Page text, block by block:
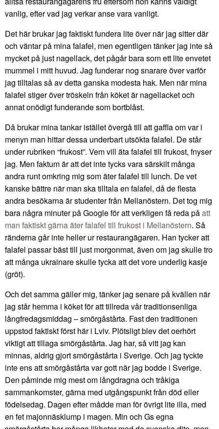
vanlig, efter vad jag verkar anse vara vanligt.
Det här brukar jag faktiskt fundera lite över när jag sitter där
och väntar på mina falafel, men egentligen tänker jag inte så
mycket på just nagellack, det pågår bara som ett lite envetet
mummel i mitt huvud. Jag funderar nog snarare över varför
jag tilltalas så av detta ganska modesta hak. Men när mina
falafel stiger över tröskeln från köket är nagellacket och
annat onödigt funderande som bortblåst.
Då brukar mina tankar istället övergå till att gaffla om var i
menyn man hittar dessa underbart utsökta falafel. De står
under rubriken “frukost”. Vem vill äta falafel till frukost, fnyser
jag. Men faktum är att det inte tycks vara särskilt många
andra runt omkring mig som äter falafel till lunch. De vet
kanske bättre när man ska tilltala en falafel, då de flesta
andra besökarna är studenter från Mellanöstern. Det tog mig
bara några minuter på Google för att verkligen få reda påatt
man faktiskt gärna äter falafel till frukost i Mellanöstern. Så
ränderna går inte heller ur restaurangägaren. Han tycker att
falafel passar bäst till just morgonmat, även om jag skulle tro
att många ukrainare skulle tycka att det vore underlig kasje
(gröt).
Och det samma gäller mig, tänker jag senare på kvällen när
jag står hemma i köket för att tillreda vår traditionsenliga
långfredagsmiddag – smörgåstårta. Fast den traditionen
uppstod faktiskt först här i Lviv. Plötsligt blev det oerhört
viktigt att tillaga smörgåstårta. Jag har, så vitt jag kan
minnas, aldrig gjort smörgåstårta i Sverige. Och jag tyckte
inte ens att smörgåstårta var gott när jag bodde i Sverige.
Den påminde mig mest om långdragna och tråkiga
sammankomster, gärna med utgångspunkt från död eller
födelsedag. Dagen efter mådde man för övrigt lite illa, med
en fet majonnäsklump i magen. Min och Gs egna